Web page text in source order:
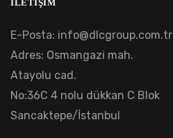
İLETIŞIM
E-Posta: info@dlcgroup.com.tr
Adres: Osmangazi mah.
Atayolu cad.
No:36C 4 nolu dükkan C Blok
Sancaktepe/İstanbul